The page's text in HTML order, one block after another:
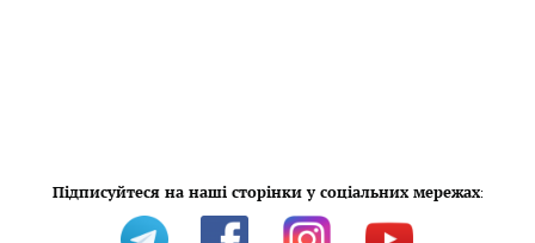
Підписуйтеся на наші сторінки у соціальних мережах: